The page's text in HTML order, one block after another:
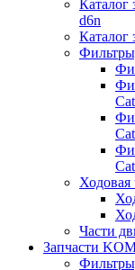
Каталог
d6n
Каталог
Ходовая
Части
Запчасти